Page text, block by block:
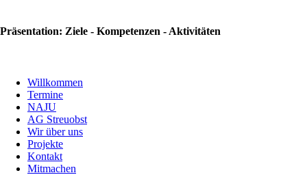
Präsentation: Ziele - Kompetenzen - Aktivitäten
Willkommen
Termine
NAJU
AG Streuobst
Wir über uns
Projekte
Kontakt
Mitmachen